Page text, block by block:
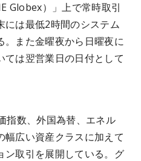
Globex）」上で常時取引
には最低2時間のシステム
。また金曜夜から日曜夜に
は翌営業日の日付として
指数、外国為替、エネル
幅広い資産クラスに加えて
ン取引を展開している。グ